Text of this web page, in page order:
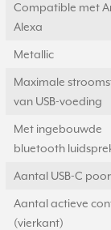
Compatible met
Alexa
Metallic
Maximale
van USB-voeding
Met ingebouwde
bluetooth
Aantal USB-C
Aantal actieve
(vierkant)